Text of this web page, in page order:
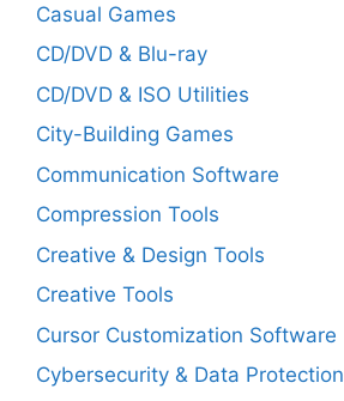
Casual Games
CD/DVD & Blu-ray
CD/DVD & ISO Utilities
City-Building Games
Communication Software
Compression Tools
Creative & Design Tools
Creative Tools
Cursor Customization Software
Cybersecurity & Data Protection